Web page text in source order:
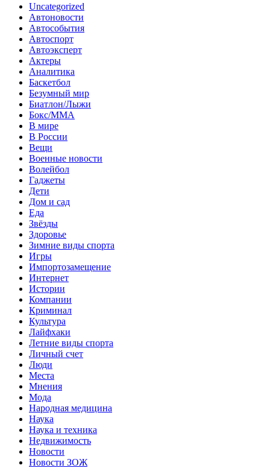
Uncategorized
Автоновости
Автособытия
Автоспорт
Автоэксперт
Актеры
Аналитика
Баскетбол
Безумный мир
Биатлон/Лыжи
Бокс/MMA
В мире
В России
Вещи
Военные новости
Волейбол
Гаджеты
Дети
Дом и сад
Еда
Звёзды
Здоровье
Зимние виды спорта
Игры
Импортозамещение
Интернет
Истории
Компании
Криминал
Культура
Лайфхаки
Летние виды спорта
Личный счет
Люди
Места
Мнения
Мода
Народная медицина
Наука
Наука и техника
Недвижимость
Новости
Новости ЗОЖ